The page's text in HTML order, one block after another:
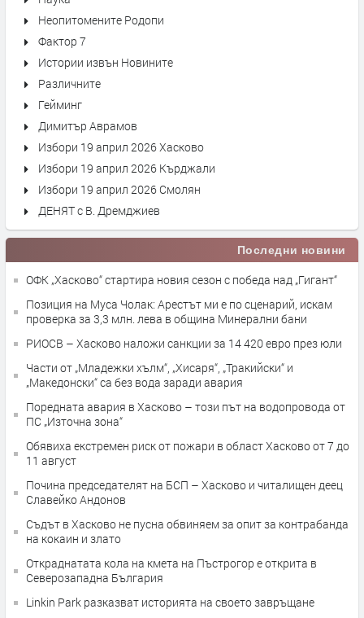
Неопитомените Родопи
Фактор 7
Истории извън Новините
Различните
Гейминг
Димитър Аврамов
Избори 19 април 2026 Хасково
Избори 19 април 2026 Кърджали
Избори 19 април 2026 Смолян
ДЕНЯТ с В. Дремджиев
Последни новини
ОФК „Хасково“ стартира новия сезон с победа над „Гигант“
Позиция на Муса Чолак: Арестът ми е по сценарий, искам
проверка за 3,3 млн. лева в община Минерални бани
РИОСВ – Хасково наложи санкции за 14 420 евро през юли
Части от „Младежки хълм“, „Хисаря“, „Тракийски“ и
„Македонски“ са без вода заради авария
Поредната авария в Хасково – този път на водопровода от
ПС „Източна зона“
Обявиха екстремен риск от пожари в област Хасково от 7 до
11 август
Почина председателят на БСП – Хасково и читалищен деец
Славейко Андонов
Съдът в Хасково не пусна обвиняем за опит за контрабанда
на кокаин и злато
Откраднатата кола на кмета на Пъстрогор е открита в
Северозападна България
Linkin Park разказват историята на своето завръщане